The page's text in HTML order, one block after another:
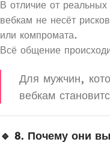
В отличие от реальных
вебкам не несёт
или компромата.
Всё общение
Для мужчин,
вебкам
🔹 8. Почему они